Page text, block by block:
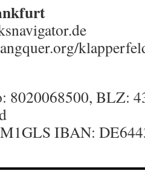
8020068500, BLZ:
IBAN: